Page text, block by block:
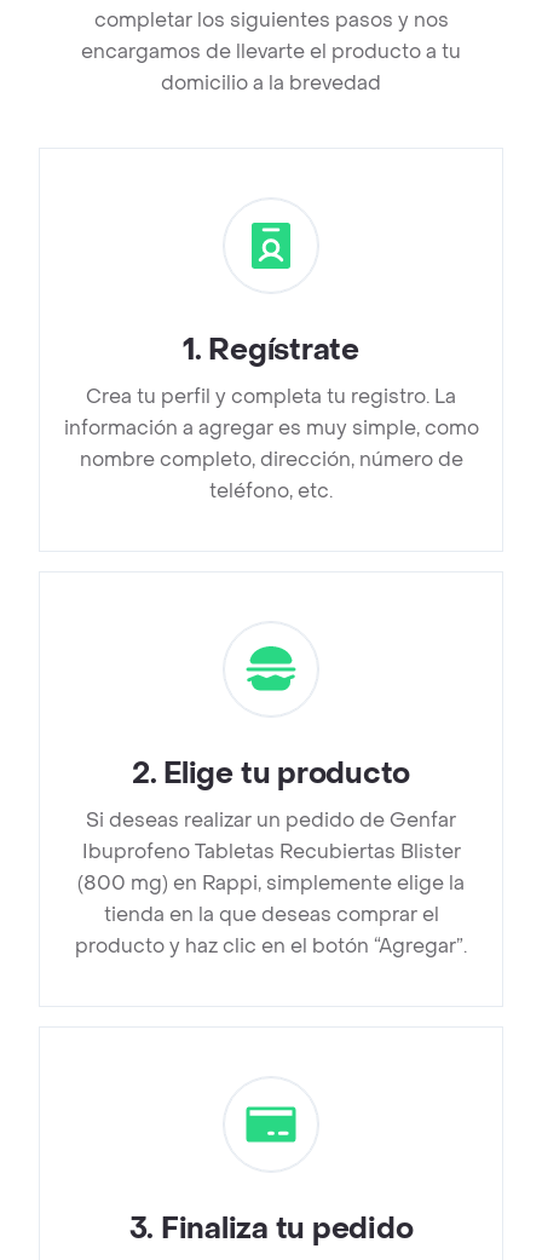
completar los siguientes pasos y nos
encargamos de llevarte el producto a tu
domicilio a la brevedad
1. Regístrate
Crea tu perfil y completa tu registro. La
información a agregar es muy simple, como
nombre completo, dirección, número de
teléfono, etc.
2. Elige tu producto
Si deseas realizar un pedido de Genfar
Ibuprofeno Tabletas Recubiertas Blister
(800 mg) en Rappi, simplemente elige la
tienda en la que deseas comprar el
producto y haz clic en el botón “Agregar”.
3. Finaliza tu pedido